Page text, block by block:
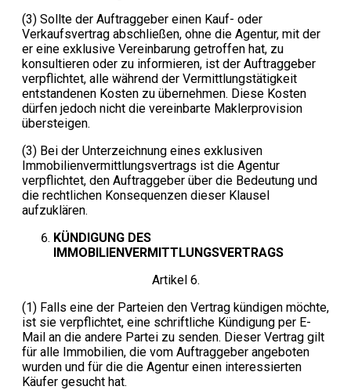
(3) Sollte der Auftraggeber einen Kauf- oder
Verkaufsvertrag abschließen, ohne die Agentur, mit der
er eine exklusive Vereinbarung getroffen hat, zu
konsultieren oder zu informieren, ist der Auftraggeber
verpflichtet, alle während der Vermittlungstätigkeit
entstandenen Kosten zu übernehmen. Diese Kosten
dürfen jedoch nicht die vereinbarte Maklerprovision
übersteigen.
(3) Bei der Unterzeichnung eines exklusiven
Immobilienvermittlungsvertrags ist die Agentur
verpflichtet, den Auftraggeber über die Bedeutung und
die rechtlichen Konsequenzen dieser Klausel
aufzuklären.
KÜNDIGUNG DES
IMMOBILIENVERMITTLUNGSVERTRAGS
Artikel 6.
(1) Falls eine der Parteien den Vertrag kündigen möchte,
ist sie verpflichtet, eine schriftliche Kündigung per E-
Mail an die andere Partei zu senden. Dieser Vertrag gilt
für alle Immobilien, die vom Auftraggeber angeboten
wurden und für die die Agentur einen interessierten
Käufer gesucht hat.